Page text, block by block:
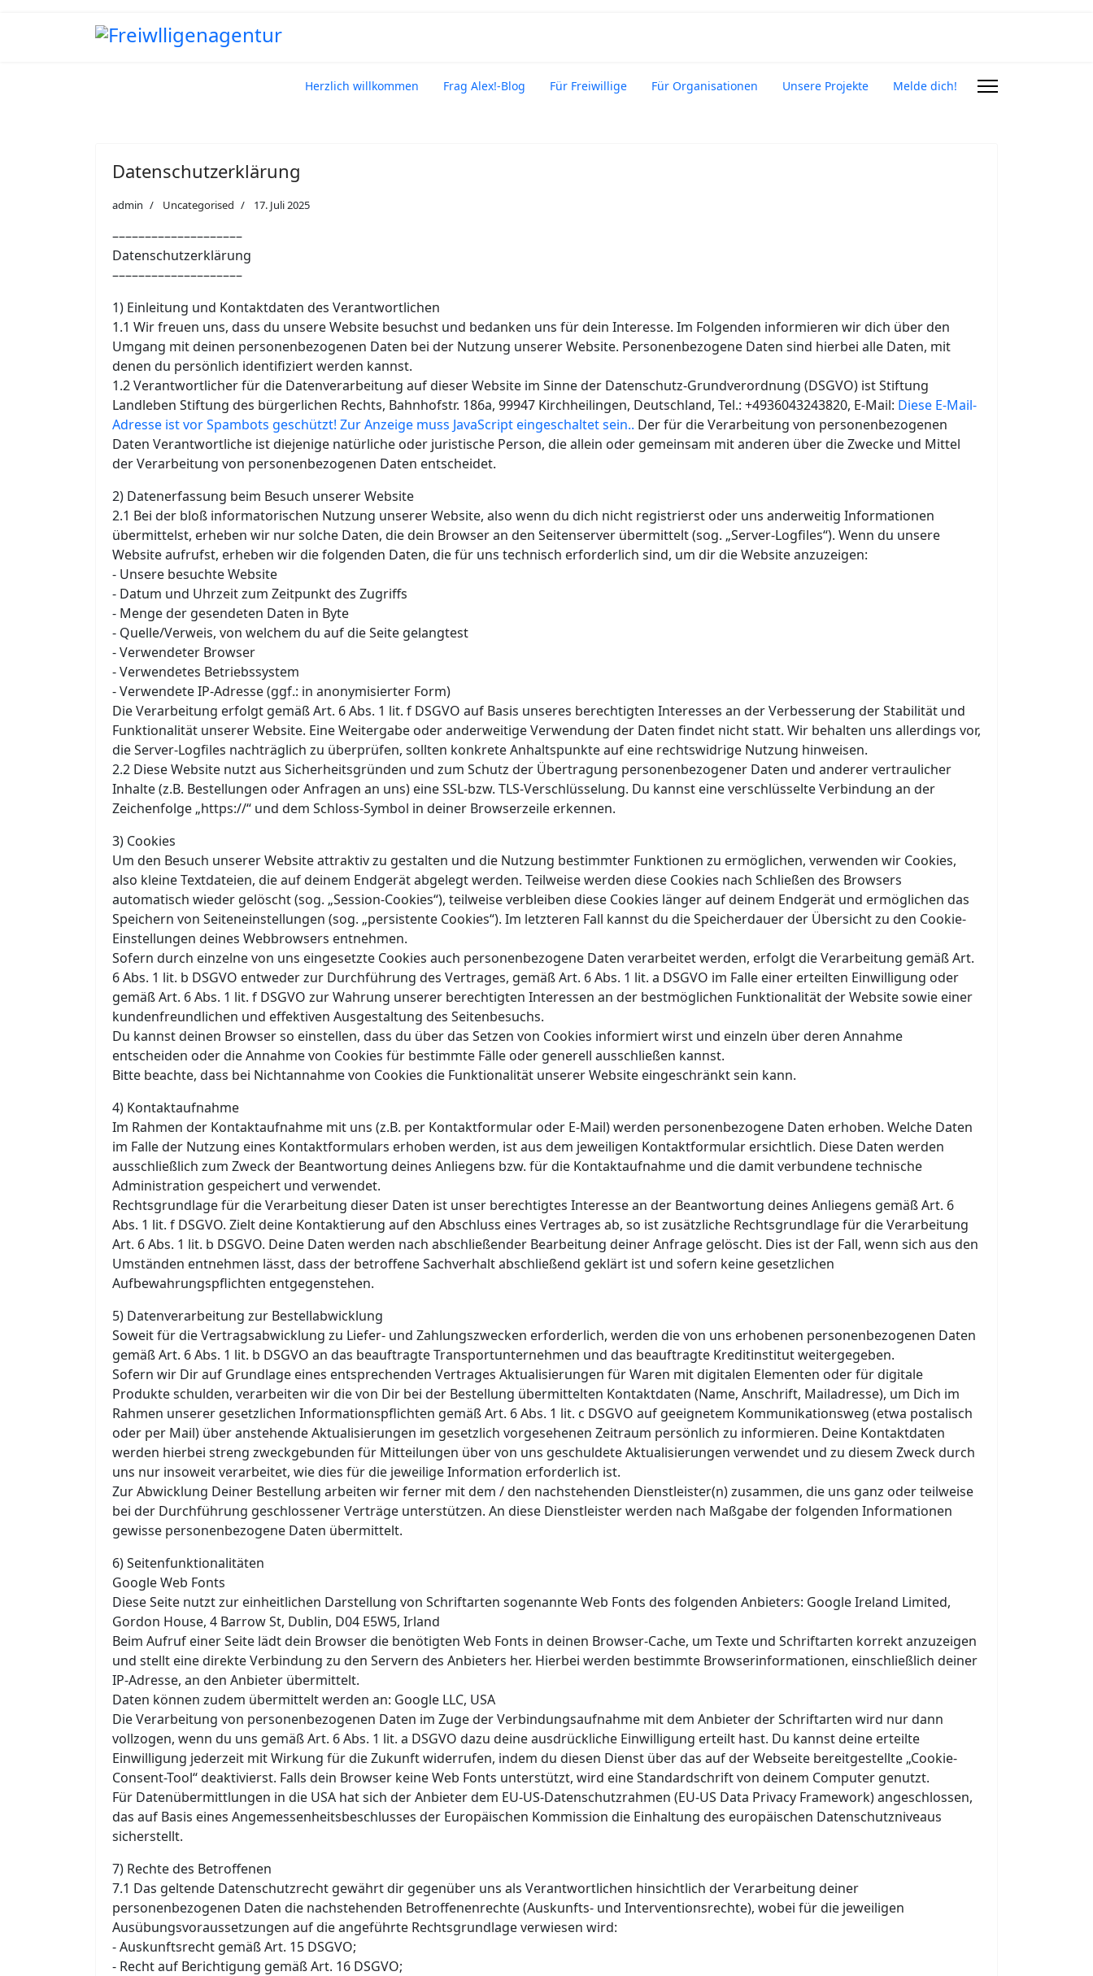
Herzlich willkommen Frag Alex!-Blog Für Freiwillige Für Organisationen Unsere Projekte Melde dich!
Datenschutzerklärung
admin Uncategorised 17. Juli 2025
––––––––––––––––––––
Datenschutzerklärung
––––––––––––––––––––
1) Einleitung und Kontaktdaten des Verantwortlichen
1.1 Wir freuen uns, dass du unsere Website besuchst und bedanken uns für dein Interesse. Im Folgenden informieren wir dich über den
Umgang mit deinen personenbezogenen Daten bei der Nutzung unserer Website. Personenbezogene Daten sind hierbei alle Daten, mit
denen du persönlich identifiziert werden kannst.
1.2 Verantwortlicher für die Datenverarbeitung auf dieser Website im Sinne der Datenschutz-Grundverordnung (DSGVO) ist Stiftung
Landleben Stiftung des bürgerlichen Rechts, Bahnhofstr. 186a, 99947 Kirchheilingen, Deutschland, Tel.: +4936043243820, E-Mail: Diese E-Mail-
Adresse ist vor Spambots geschützt! Zur Anzeige muss JavaScript eingeschaltet sein.. Der für die Verarbeitung von personenbezogenen
Daten Verantwortliche ist diejenige natürliche oder juristische Person, die allein oder gemeinsam mit anderen über die Zwecke und Mittel
der Verarbeitung von personenbezogenen Daten entscheidet.
2) Datenerfassung beim Besuch unserer Website
2.1 Bei der bloß informatorischen Nutzung unserer Website, also wenn du dich nicht registrierst oder uns anderweitig Informationen
übermittelst, erheben wir nur solche Daten, die dein Browser an den Seitenserver übermittelt (sog. „Server-Logfiles“). Wenn du unsere
Website aufrufst, erheben wir die folgenden Daten, die für uns technisch erforderlich sind, um dir die Website anzuzeigen:
- Unsere besuchte Website
- Datum und Uhrzeit zum Zeitpunkt des Zugriffs
- Menge der gesendeten Daten in Byte
- Quelle/Verweis, von welchem du auf die Seite gelangtest
- Verwendeter Browser
- Verwendetes Betriebssystem
- Verwendete IP-Adresse (ggf.: in anonymisierter Form)
Die Verarbeitung erfolgt gemäß Art. 6 Abs. 1 lit. f DSGVO auf Basis unseres berechtigten Interesses an der Verbesserung der Stabilität und
Funktionalität unserer Website. Eine Weitergabe oder anderweitige Verwendung der Daten findet nicht statt. Wir behalten uns allerdings vor,
die Server-Logfiles nachträglich zu überprüfen, sollten konkrete Anhaltspunkte auf eine rechtswidrige Nutzung hinweisen.
2.2 Diese Website nutzt aus Sicherheitsgründen und zum Schutz der Übertragung personenbezogener Daten und anderer vertraulicher
Inhalte (z.B. Bestellungen oder Anfragen an uns) eine SSL-bzw. TLS-Verschlüsselung. Du kannst eine verschlüsselte Verbindung an der
Zeichenfolge „https://“ und dem Schloss-Symbol in deiner Browserzeile erkennen.
3) Cookies
Um den Besuch unserer Website attraktiv zu gestalten und die Nutzung bestimmter Funktionen zu ermöglichen, verwenden wir Cookies,
also kleine Textdateien, die auf deinem Endgerät abgelegt werden. Teilweise werden diese Cookies nach Schließen des Browsers
automatisch wieder gelöscht (sog. „Session-Cookies“), teilweise verbleiben diese Cookies länger auf deinem Endgerät und ermöglichen das
Speichern von Seiteneinstellungen (sog. „persistente Cookies“). Im letzteren Fall kannst du die Speicherdauer der Übersicht zu den Cookie-
Einstellungen deines Webbrowsers entnehmen.
Sofern durch einzelne von uns eingesetzte Cookies auch personenbezogene Daten verarbeitet werden, erfolgt die Verarbeitung gemäß Art.
6 Abs. 1 lit. b DSGVO entweder zur Durchführung des Vertrages, gemäß Art. 6 Abs. 1 lit. a DSGVO im Falle einer erteilten Einwilligung oder
gemäß Art. 6 Abs. 1 lit. f DSGVO zur Wahrung unserer berechtigten Interessen an der bestmöglichen Funktionalität der Website sowie einer
kundenfreundlichen und effektiven Ausgestaltung des Seitenbesuchs.
Du kannst deinen Browser so einstellen, dass du über das Setzen von Cookies informiert wirst und einzeln über deren Annahme
entscheiden oder die Annahme von Cookies für bestimmte Fälle oder generell ausschließen kannst.
Bitte beachte, dass bei Nichtannahme von Cookies die Funktionalität unserer Website eingeschränkt sein kann.
4) Kontaktaufnahme
Im Rahmen der Kontaktaufnahme mit uns (z.B. per Kontaktformular oder E-Mail) werden personenbezogene Daten erhoben. Welche Daten
im Falle der Nutzung eines Kontaktformulars erhoben werden, ist aus dem jeweiligen Kontaktformular ersichtlich. Diese Daten werden
ausschließlich zum Zweck der Beantwortung deines Anliegens bzw. für die Kontaktaufnahme und die damit verbundene technische
Administration gespeichert und verwendet.
Rechtsgrundlage für die Verarbeitung dieser Daten ist unser berechtigtes Interesse an der Beantwortung deines Anliegens gemäß Art. 6
Abs. 1 lit. f DSGVO. Zielt deine Kontaktierung auf den Abschluss eines Vertrages ab, so ist zusätzliche Rechtsgrundlage für die Verarbeitung
Art. 6 Abs. 1 lit. b DSGVO. Deine Daten werden nach abschließender Bearbeitung deiner Anfrage gelöscht. Dies ist der Fall, wenn sich aus den
Umständen entnehmen lässt, dass der betroffene Sachverhalt abschließend geklärt ist und sofern keine gesetzlichen
Aufbewahrungspflichten entgegenstehen.
5) Datenverarbeitung zur Bestellabwicklung
Soweit für die Vertragsabwicklung zu Liefer- und Zahlungszwecken erforderlich, werden die von uns erhobenen personenbezogenen Daten
gemäß Art. 6 Abs. 1 lit. b DSGVO an das beauftragte Transportunternehmen und das beauftragte Kreditinstitut weitergegeben.
Sofern wir Dir auf Grundlage eines entsprechenden Vertrages Aktualisierungen für Waren mit digitalen Elementen oder für digitale
Produkte schulden, verarbeiten wir die von Dir bei der Bestellung übermittelten Kontaktdaten (Name, Anschrift, Mailadresse), um Dich im
Rahmen unserer gesetzlichen Informationspflichten gemäß Art. 6 Abs. 1 lit. c DSGVO auf geeignetem Kommunikationsweg (etwa postalisch
oder per Mail) über anstehende Aktualisierungen im gesetzlich vorgesehenen Zeitraum persönlich zu informieren. Deine Kontaktdaten
werden hierbei streng zweckgebunden für Mitteilungen über von uns geschuldete Aktualisierungen verwendet und zu diesem Zweck durch
uns nur insoweit verarbeitet, wie dies für die jeweilige Information erforderlich ist.
Zur Abwicklung Deiner Bestellung arbeiten wir ferner mit dem / den nachstehenden Dienstleister(n) zusammen, die uns ganz oder teilweise
bei der Durchführung geschlossener Verträge unterstützen. An diese Dienstleister werden nach Maßgabe der folgenden Informationen
gewisse personenbezogene Daten übermittelt.
6) Seitenfunktionalitäten
Google Web Fonts
Diese Seite nutzt zur einheitlichen Darstellung von Schriftarten sogenannte Web Fonts des folgenden Anbieters: Google Ireland Limited,
Gordon House, 4 Barrow St, Dublin, D04 E5W5, Irland
Beim Aufruf einer Seite lädt dein Browser die benötigten Web Fonts in deinen Browser-Cache, um Texte und Schriftarten korrekt anzuzeigen
und stellt eine direkte Verbindung zu den Servern des Anbieters her. Hierbei werden bestimmte Browserinformationen, einschließlich deiner
IP-Adresse, an den Anbieter übermittelt.
Daten können zudem übermittelt werden an: Google LLC, USA
Die Verarbeitung von personenbezogenen Daten im Zuge der Verbindungsaufnahme mit dem Anbieter der Schriftarten wird nur dann
vollzogen, wenn du uns gemäß Art. 6 Abs. 1 lit. a DSGVO dazu deine ausdrückliche Einwilligung erteilt hast. Du kannst deine erteilte
Einwilligung jederzeit mit Wirkung für die Zukunft widerrufen, indem du diesen Dienst über das auf der Webseite bereitgestellte „Cookie-
Consent-Tool“ deaktivierst. Falls dein Browser keine Web Fonts unterstützt, wird eine Standardschrift von deinem Computer genutzt.
Für Datenübermittlungen in die USA hat sich der Anbieter dem EU-US-Datenschutzrahmen (EU-US Data Privacy Framework) angeschlossen,
das auf Basis eines Angemessenheitsbeschlusses der Europäischen Kommission die Einhaltung des europäischen Datenschutzniveaus
sicherstellt.
7) Rechte des Betroffenen
7.1 Das geltende Datenschutzrecht gewährt dir gegenüber uns als Verantwortlichen hinsichtlich der Verarbeitung deiner
personenbezogenen Daten die nachstehenden Betroffenenrechte (Auskunfts- und Interventionsrechte), wobei für die jeweiligen
Ausübungsvoraussetzungen auf die angeführte Rechtsgrundlage verwiesen wird:
- Auskunftsrecht gemäß Art. 15 DSGVO;
- Recht auf Berichtigung gemäß Art. 16 DSGVO;